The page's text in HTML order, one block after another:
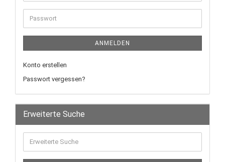
ANMELDEN
Konto erstellen
Passwort vergessen?
Erweiterte Suche